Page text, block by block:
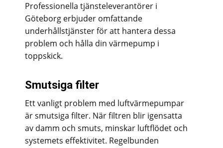
Professionella tjänsteleverantörer i
Göteborg erbjuder omfattande
underhållstjänster för att hantera dessa
problem och hålla din värmepump i
toppskick.
Smutsiga filter
Ett vanligt problem med luftvärmepumpar
är smutsiga filter. När filtren blir igensatta
av damm och smuts, minskar luftflödet och
systemets effektivitet. Regelbunden